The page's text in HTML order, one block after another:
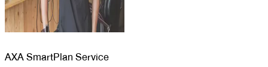
AXA SmartPlan Service